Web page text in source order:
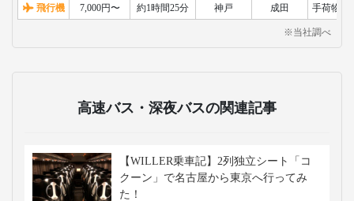
飛行機 7,000円〜 約1時間25分 神戸 成田 手荷物検
※当社調べ
高速バス・深夜バスの関連記事
【WILLER乗車記】2列独立シート「コ
クーン」で名古屋から東京へ行ってみ
た！